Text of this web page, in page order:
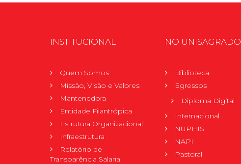
INSTITUCIONAL
Quem Somos
Missão, Visão e Valores
Mantenedora
Entidade Filantrópica
Estrutura Organizacional
Infraestrutura
Relatório de
Transparência Salarial
NO UNISAGRADO
Biblioteca
Egressos
Diploma Digital
Internacional
NUPHIS
NAPI
Pastoral